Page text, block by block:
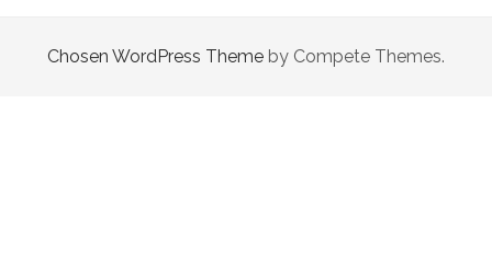
Chosen WordPress Theme by Compete Themes.